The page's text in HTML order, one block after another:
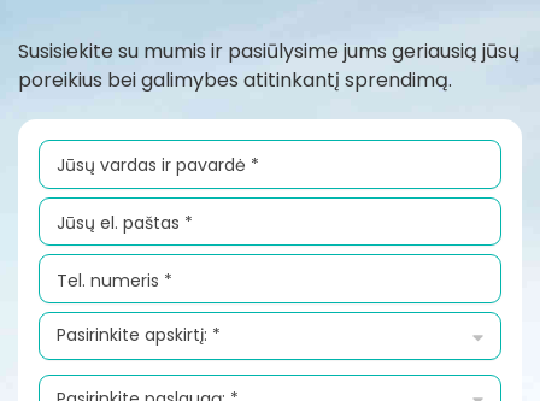
Susisiekite su mumis ir pasiūlysime jums geriausią jūsų
poreikius bei galimybes atitinkantį sprendimą.